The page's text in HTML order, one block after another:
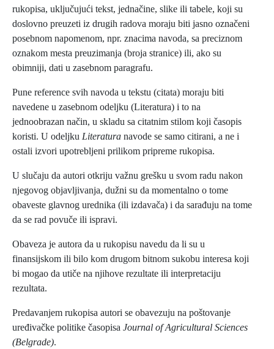
rukopisa, uključujući tekst, jednačine, slike ili tabele, koji su
doslovno preuzeti iz drugih radova moraju biti jasno označeni
posebnom napomenom, npr. znacima navoda, sa preciznom
oznakom mesta preuzimanja (broja stranice) ili, ako su
obimniji, dati u zasebnom paragrafu.
Pune reference svih navoda u tekstu (citata) moraju biti
navedene u zasebnom odeljku (Literatura) i to na
jednoobrazan način, u skladu sa citatnim stilom koji časopis
koristi. U odeljku Literatura navode se samo citirani, a ne i
ostali izvori upotrebljeni prilikom pripreme rukopisa.
U slučaju da autori otkriju važnu grešku u svom radu nakon
njegovog objavljivanja, dužni su da momentalno o tome
obaveste glavnog urednika (ili izdavača) i da sarađuju na tome
da se rad povuče ili ispravi.
Obaveza je autora da u rukopisu navedu da li su u
finansijskom ili bilo kom drugom bitnom sukobu interesa koji
bi mogao da utiče na njihove rezultate ili interpretaciju
rezultata.
Predavanjem rukopisa autori se obavezuju na poštovanje
uređivačke politike časopisa Journal of Agricultural Sciences
(Belgrade).